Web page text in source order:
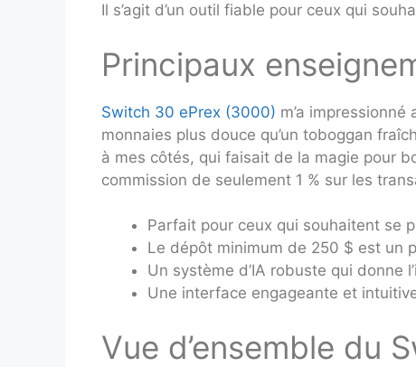
Il s’agit d’un outil fiable pour ceux qui
Principaux
Switch 30 ePrex (3000) m’a
monnaies plus douce qu’un toboggan
à mes côtés, qui faisait de la magie pour
commission de seulement 1 % sur les
Parfait pour ceux qui souhaitent se
Le dépôt minimum de 250 $ est un
Un système d’IA robuste qui donne
Une interface engageante et
Vue d’ensemble du